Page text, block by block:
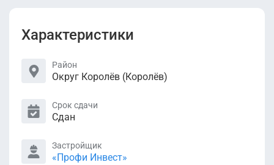
Характеристики
Район
Округ Королёв (Королёв)
Срок сдачи
Сдан
Застройщик
«Профи Инвест»